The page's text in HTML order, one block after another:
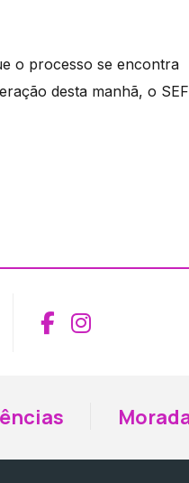
o processo se encontra
desta manhã, o SEF
Aceder ao
Aceder